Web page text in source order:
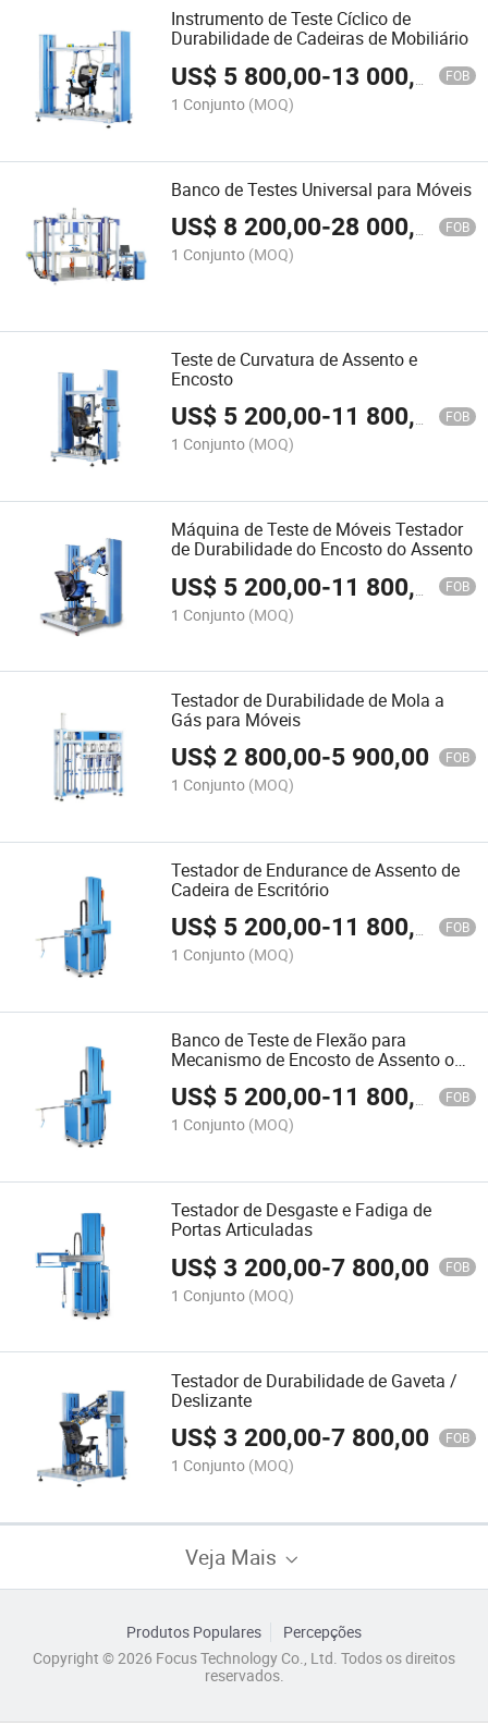
Instrumento de Teste Cíclico de
Durabilidade de Cadeiras de Mobiliário
US$ 5 800,00-13 000,00 FOB
1 Conjunto (MOQ)
Banco de Testes Universal para Móveis
US$ 8 200,00-28 000,00 FOB
1 Conjunto (MOQ)
Teste de Curvatura de Assento e
Encosto
US$ 5 200,00-11 800,00 FOB
1 Conjunto (MOQ)
Máquina de Teste de Móveis Testador
de Durabilidade do Encosto do Assento
US$ 5 200,00-11 800,00 FOB
1 Conjunto (MOQ)
Testador de Durabilidade de Mola a
Gás para Móveis
US$2 800,00-5 900,00 FOB
1 Conjunto (MOQ)
Testador de Endurance de Assento de
Cadeira de Escritório
US$ 5 200,00-11 800,00 FOB
1 Conjunto (MOQ)
Banco de Teste de Flexão para
Mecanismo de Encosto de Assento ou
Canto Frontal
US$ 5 200,00-11 800,00 FOB
1 Conjunto (MOQ)
Testador de Desgaste e Fadiga de
Portas Articuladas
US$3 200,00-7 800,00 FOB
1 Conjunto (MOQ)
Testador de Durabilidade de Gaveta /
Deslizante
US$3 200,00-7 800,00 FOB
1 Conjunto (MOQ)
Veja Mais
Produtos Populares
Percepções
Copyright © 2026 Focus Technology Co., Ltd. Todos os direitos
reservados.